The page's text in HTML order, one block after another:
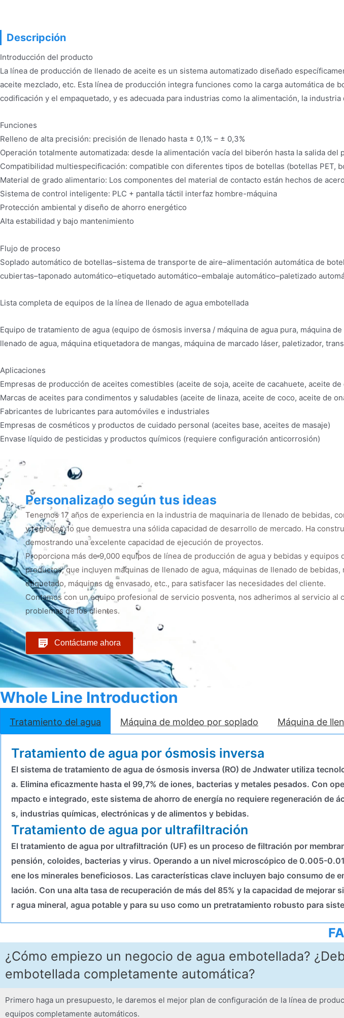
Descripción
Introducción del producto
La línea de producción de llenado de aceite es un sistema automatizado diseñado
aceite mezclado, etc. Esta línea de producción integra funciones como la carga automática
codificación y el empaquetado, y es adecuada para industrias como la alimentación, la
Funciones
Relleno de alta precisión: precisión de llenado hasta ± 0,1% – ± 0,3%
Operación totalmente automatizada: desde la alimentación vacía del biberón hasta la salida
Compatibilidad multiespecificación: compatible con diferentes tipos de botellas (botellas PET,
Material de grado alimentario: Los componentes del material de contacto están hechos de
Sistema de control inteligente: PLC + pantalla táctil interfaz hombre-máquina
Protección ambiental y diseño de ahorro energético
Alta estabilidad y bajo mantenimiento
Flujo de proceso
Soplado automático de botellas–sistema de transporte de aire–alimentación automática de
cubiertas–taponado automático–etiquetado automático–embalaje automático–paletizado
Lista completa de equipos de la línea de llenado de agua embotellada
Equipo de tratamiento de agua (equipo de ósmosis inversa / máquina de agua pura, máquina
llenado de agua, máquina etiquetadora de mangas, máquina de marcado láser, paletizador,
Aplicaciones
Empresas de producción de aceites comestibles (aceite de soja, aceite de cacahuete, aceite
Marcas de aceites para condimentos y saludables (aceite de linaza, aceite de coco, aceite de
Fabricantes de lubricantes para automóviles e industriales
Empresas de cosméticos y productos de cuidado personal (aceites base, aceites de masaje)
Envase líquido de pesticidas y productos químicos (requiere configuración anticorrosión)
Personalizado según tus ideas
Tenemos 17 años de experiencia en la industria de maquinaria de llenado de bebidas,
y regiones, lo que demuestra una sólida capacidad de desarrollo de mercado. Ha
demostrando una excelente capacidad de ejecución de proyectos.
Proporciona más de 9,000 equipos de línea de producción de agua y bebidas y equipos
productos, que incluyen máquinas de llenado de agua, máquinas de llenado de
etiquetado, máquinas de envasado, etc., para satisfacer las necesidades del cliente.
Contamos con un equipo profesional de servicio posventa, nos adherimos al servicio
problemas de los clientes.
Contáctame ahora
Whole Line Introduction
Tratamiento del agua Máquina de moldeo por soplado Máquina de
Tratamiento de agua por ósmosis inversa
El sistema de tratamiento de agua de ósmosis inversa (RO) de Jndwater utiliza
a. Elimina eficazmente hasta el 99,7% de iones, bacterias y metales pesados. Con
mpacto e integrado, este sistema de ahorro de energía no requiere regeneración
s, industrias químicas, electrónicas y de alimentos y bebidas.
Tratamiento de agua por ultrafiltración
El tratamiento de agua por ultrafiltración (UF) es un proceso de filtración por
pensión, coloides, bacterias y virus. Operando a un nivel microscópico de 0.005-
ene los minerales beneficiosos. Las características clave incluyen bajo consumo
lación. Con una alta tasa de recuperación de más del 85% y la capacidad de
r agua mineral, agua potable y para su uso como un pretratamiento robusto para
¿Cómo empiezo un negocio de agua embotellada?
embotellada completamente automática?
Primero haga un presupuesto, le daremos el mejor plan de configuración de la línea de
equipos completamente automáticos.